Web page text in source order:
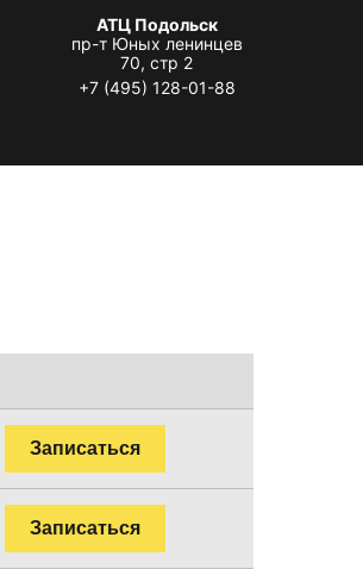
АТЦ Подольск
пр-т Юных ленинцев
70, стр 2
+7 (495) 128-01-88
Записаться
Записаться